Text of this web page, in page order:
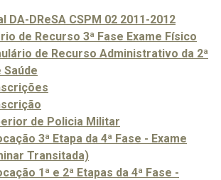
DA-DReSA CSPM 02 2011-2012
de Recurso 3ª Fase Exame Físico
de Recurso Administrativo da 2ª
Saúde
de Policia Militar
3ª Etapa da 4ª Fase - Exame
Transitada)
1ª e 2ª Etapas da 4ª Fase -